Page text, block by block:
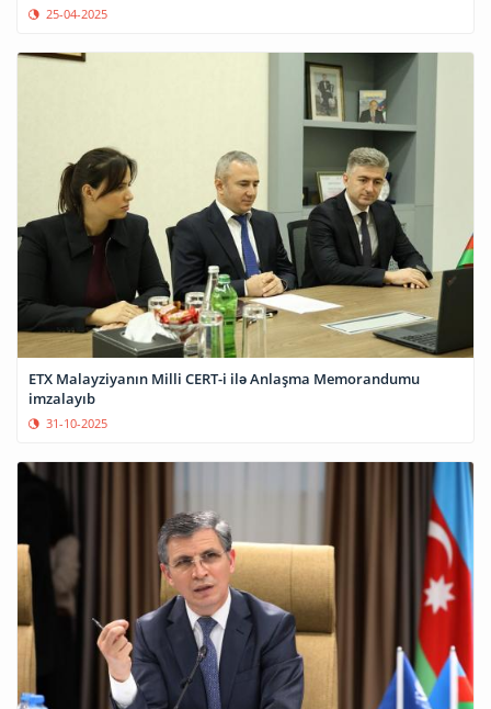
25-04-2025
ETX Malayziyanın Milli CERT-i ilə Anlaşma Memorandumu
imzalayıb
31-10-2025